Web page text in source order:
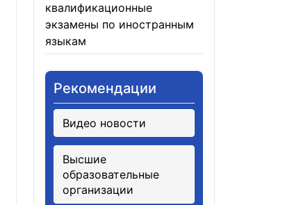
квалификационные
экзамены по иностранным
языкам
Рекомендации
Видео новости
Высшие
образовательные
организации